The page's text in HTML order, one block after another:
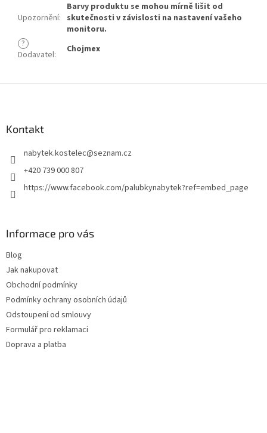
Upozornění:
Barvy produktu se mohou mírně lišit od
skutečnosti v závislosti na nastavení vašeho
monitoru.
?
Dodavatel: Chojmex
Kontakt
nabytek.kostelec@seznam.cz
+420 739 000 807
https://www.facebook.com/palubkynabytek?ref=embed_page
Informace pro vás
Blog
Jak nakupovat
Obchodní podmínky
Podmínky ochrany osobních údajů
Odstoupení od smlouvy
Formulář pro reklamaci
Doprava a platba